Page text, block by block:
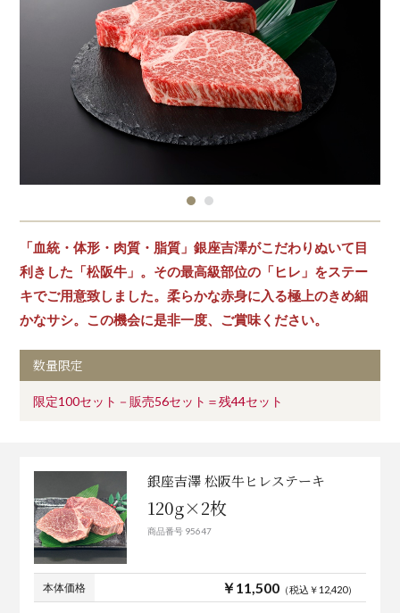
「血統・体形・肉質・脂質」銀座吉澤がこだわりぬいて目
利きした「松阪牛」。その最高級部位の「ヒレ」をステー
キでご用意致しました。柔らかな赤身に入る極上のきめ細
かなサシ。この機会に是非一度、ご賞味ください。
数量限定
限定100セット－販売56セット＝残44セット
銀座吉澤 松阪牛ヒレステーキ
120g×2枚
商品番号 95647
本体価格 ￥11,500（税込￥12,420）